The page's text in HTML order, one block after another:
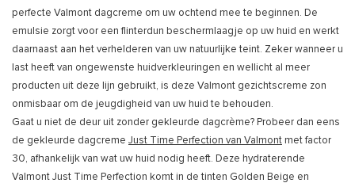
perfecte Valmont dagcreme om uw ochtend mee te beginnen. De
emulsie zorgt voor een flinterdun beschermlaagje op uw huid en werkt
daarnaast aan het verhelderen van uw natuurlijke teint. Zeker wanneer u
last heeft van ongewenste huidverkleuringen en wellicht al meer
producten uit deze lijn gebruikt, is deze Valmont gezichtscreme zon
onmisbaar om de jeugdigheid van uw huid te behouden.
Gaat u niet de deur uit zonder gekleurde dagcrème? Probeer dan eens
de gekleurde dagcreme Just Time Perfection van Valmont met factor
30, afhankelijk van wat uw huid nodig heeft. Deze hydraterende
Valmont Just Time Perfection komt in de tinten Golden Beige en